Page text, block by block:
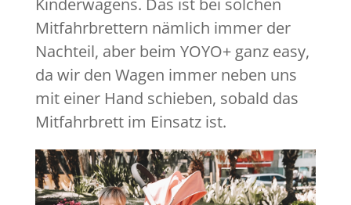
Mitfahrbrettern nämlich immer der
Nachteil, aber beim YOYO+ ganz easy,
da wir den Wagen immer neben uns
mit einer Hand schieben, sobald das
Mitfahrbrett im Einsatz ist.